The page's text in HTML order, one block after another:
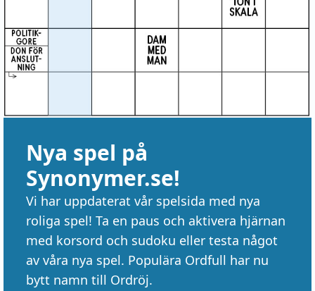
Nya spel på
Synonymer.se!
Vi har uppdaterat vår spelsida med nya
roliga spel! Ta en paus och aktivera hjärnan
med korsord och sudoku eller testa något
av våra nya spel. Populära Ordfull har nu
bytt namn till Ordröj.